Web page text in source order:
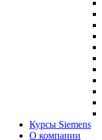
Курсы Siemens
О компании